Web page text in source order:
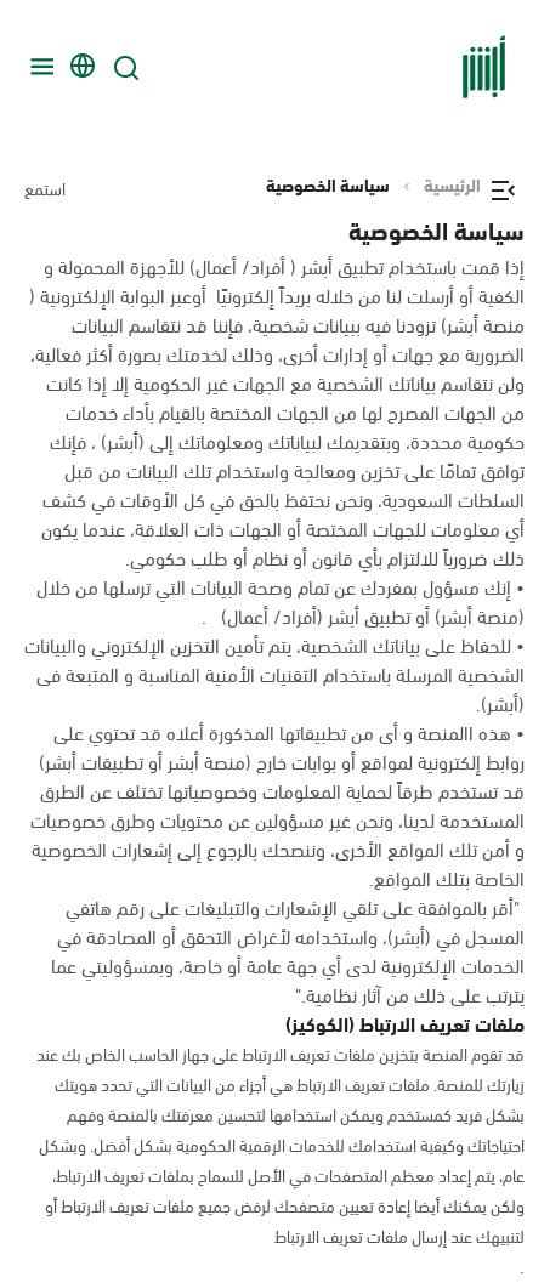
الرئيسية سياسة الخصوصية استمع
سياسة الخصوصية
إذا قمت باستخدام تطبيق أبشر ( أفراد/ أعمال) للأجهزة المحمولة و
الكفية أو أرسلت لنا من خلاله بريداً إلكترونيًا أوعبر البوابة الإلكترونية (
منصة أبشر) تزودنا فيه ببيانات شخصية، فإننا قد نتقاسم البيانات
الضرورية مع جهات أو إدارات أخرى، وذلك لخدمتك بصورة أكثر فعالية،
ولن نتقاسم بياناتك الشخصية مع الجهات غير الحكومية إلا إذا كانت
من الجهات المصرح لها من الجهات المختصة بالقيام بأداء خدمات
حكومية محددة، وبتقديمك لبياناتك ومعلوماتك إلى (أبشر) ، فإنك
توافق تمامًا على تخزين ومعالجة واستخدام تلك البيانات من قبل
السلطات السعودية، ونحن نحتفظ بالحق في كل الأوقات في كشف
أي معلومات للجهات المختصة أو الجهات ذات العلاقة، عندما يكون
ذلك ضرورياً للالتزام بأي قانون أو نظام أو طلب حكومي.
• إنك مسؤول بمفردك عن تمام وصحة البيانات التي ترسلها من خلال
(منصة أبشر) أو تطبيق أبشر (أفراد/ أعمال) .
• للحفاظ على بياناتك الشخصية، يتم تأمين التخزين الإلكتروني والبيانات
الشخصية المرسلة باستخدام التقنيات الأمنية المناسبة و المتبعة فى
(أبشر).
• هذه االمنصة و أى من تطبيقاتها المذكورة أعلاه قد تحتوي على
روابط إلكترونية لمواقع أو بوابات خارج (منصة أبشر أو تطبيقات أبشر)
قد تستخدم طرقاً لحماية المعلومات وخصوصياتها تختلف عن الطرق
المستخدمة لدينا، ونحن غير مسؤولين عن محتويات وطرق خصوصيات
و أمن تلك المواقع الأخرى، وننصحك بالرجوع إلى إشعارات الخصوصية
الخاصة بتلك المواقع.
"أقر بالموافقة على تلقي الإشعارات والتبليغات على رقم هاتفي
المسجل في (أبشر)، واستخدامه لأغراض التحقق أو المصادقة في
الخدمات الإلكترونية لدى أي جهة عامة أو خاصة، وبمسؤوليتي عما
يترتب على ذلك من آثار نظامية."
ملفات تعريف الارتباط (الكوكيز)
قد تقوم المنصة بتخزين ملفات تعريف الارتباط على جهاز الحاسب الخاص بك عند
زيارتك للمنصة. ملفات تعريف الارتباط هي أجزاء من البيانات التي تحدد هويتك
بشكل فريد كمستخدم ويمكن استخدامها لتحسين معرفتك بالمنصة وفهم
احتياجاتك وكيفية استخدامك للخدمات الرقمية الحكومية بشكل أفضل. وبشكل
عام، يتم إعداد معظم المتصفحات في الأصل للسماح بملفات تعريف الارتباط،
ولكن يمكنك أيضا إعادة تعيين متصفحك لرفض جميع ملفات تعريف الارتباط أو
لتنبيهك عند إرسال ملفات تعريف الارتباط
.